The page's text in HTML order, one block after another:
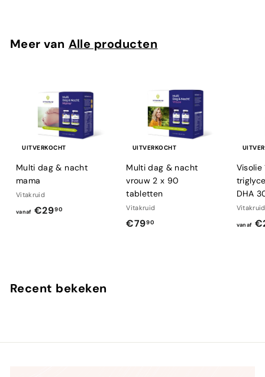
Meer van Alle producten
UITVERKOCHT
Multi dag & nacht
mama
Vitakruid
vanaf €2990v
€
9
UITVERKOCHT
Multi dag & nacht
vrouw 2 x 90
tabletten
Vitakruid
€7990
Visolie
DHA
Vitakruid
vanaf
Recent bekeken